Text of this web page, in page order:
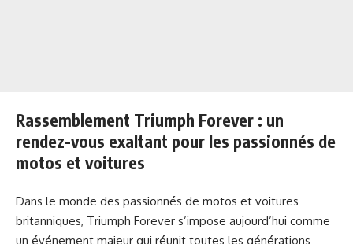
Rassemblement Triumph Forever : un
rendez-vous exaltant pour les passionnés de
motos et voitures
Dans le monde des passionnés de motos et voitures
britanniques, Triumph Forever s’impose aujourd’hui comme
un événement majeur qui réunit toutes les générations